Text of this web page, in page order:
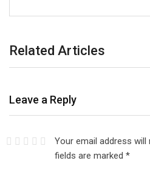
Related Articles
Leave a Reply
Your email address will
fields are marked *